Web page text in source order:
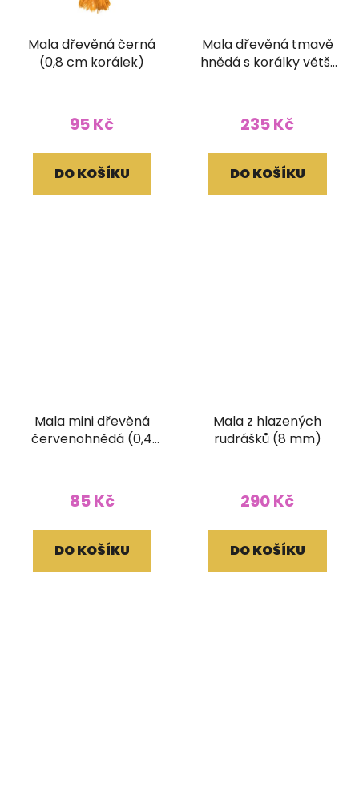
Mala dřevěná černá
(0,8 cm korálek)
95 Kč
DO KOŠÍKU
Mala dřevěná tmavě
hnědá s korálky větší
235 Kč
DO KOŠÍKU
Mala mini dřevěná
červenohnědá (0,4
85 Kč
DO KOŠÍKU
Mala z hlazených
rudrášků (8 mm)
290 Kč
DO KOŠÍKU